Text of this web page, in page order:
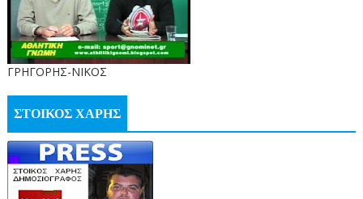
ΓΡΗΓΟΡΗΣ-ΝΙΚΟΣ
ΣΤΟΙΚΟΣ ΧΑΡΗΣ